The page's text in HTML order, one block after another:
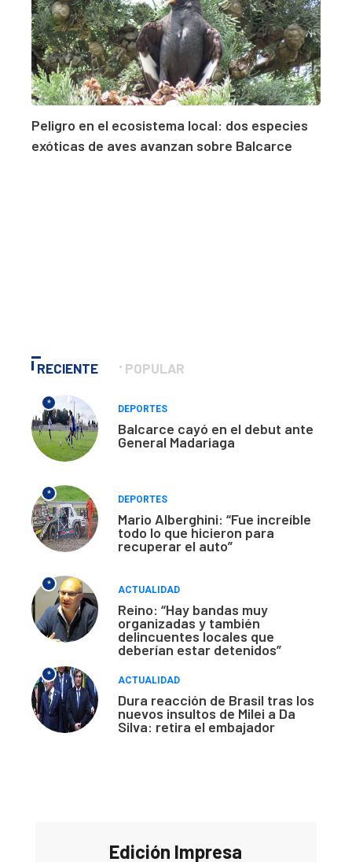
Peligro en el ecosistema local: dos especies
exóticas de aves avanzan sobre Balcarce
RECIENTE POPULAR
*
DEPORTES
Balcarce cayó en el debut ante
General Madariaga
*
DEPORTES
Mario Alberghini: “Fue increíble
todo lo que hicieron para
recuperar el auto”
*
ACTUALIDAD
Reino: “Hay bandas muy
organizadas y también
delincuentes locales que
deberían estar detenidos”
*
ACTUALIDAD
Dura reacción de Brasil tras los
nuevos insultos de Milei a Da
Silva: retira el embajador
Edición Impresa